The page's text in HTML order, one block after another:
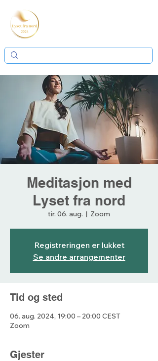
Meditasjon med
Lyset fra nord
tir. 06. aug.
  |
Zoom
Registreringen er lukket
Se andre arrangementer
Tid og sted
06. aug. 2024, 19:00 – 20:00 CEST
Zoom
Gjester